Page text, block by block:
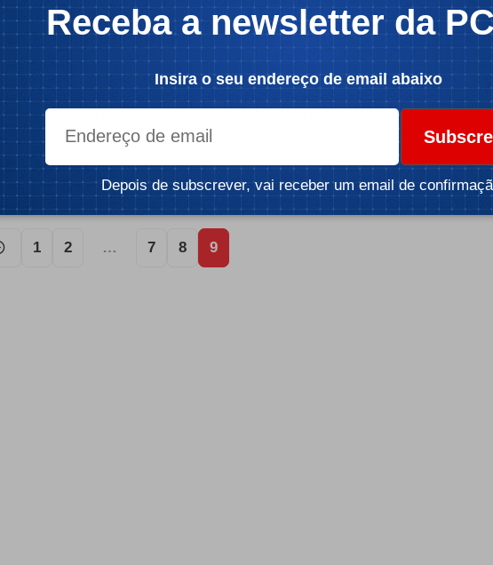
Privacidade e água-
benta, cada um toma a
que pode
púdica em matéria de segurança de
Por:
Pedro Aniceto
Tempo de leitura: 3 min
Autonomia industrial
Pelo que escuto de múltiplas fontes, a
1 2 … 7 8 9
Receba a newsletter da
Insira o seu endereço de email abaixo
Depois de subscrever, vai receber um email de